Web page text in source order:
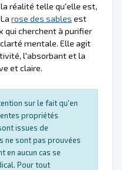
réalité telle qu'elle est,
rose des sables est
qui cherchent à purifier
mentale. Elle agit
l'absorbant et la
et claire.
sur le fait qu'en
propriétés
issues de
ne sont pas prouvées
en aucun cas se
Pour tout